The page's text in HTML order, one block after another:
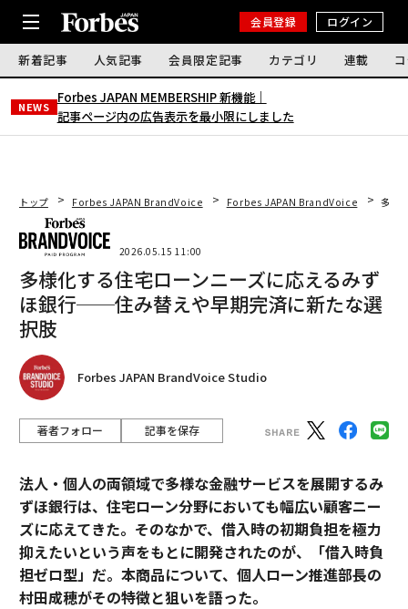
会員登録 ログイン
新着記事 人気記事 会員限定記事 カテゴリ 連載
NEWS
Forbes JAPAN MEMBERSHIP 新機能｜
記事ページ内の広告表示を最小限にしました
トップ Forbes JAPAN BrandVoice Forbes JAPAN BrandVoice 多様
2026.05.15 11:00
多様化する住宅ローンニーズに応えるみず
ほ銀行──住み替えや早期完済に新たな選
択肢
Forbes JAPAN BrandVoice Studio
著者フォロー 記事を保存
法人・個人の両領域で多様な金融サービスを展開するみ
ずほ銀行は、住宅ローン分野においても幅広い顧客ニー
ズに応えてきた。そのなかで、借入時の初期負担を極力
抑えたいという声をもとに開発されたのが、「借入時負
担ゼロ型」だ。本商品について、個人ローン推進部長の
村田成穂がその特徴と狙いを語った。